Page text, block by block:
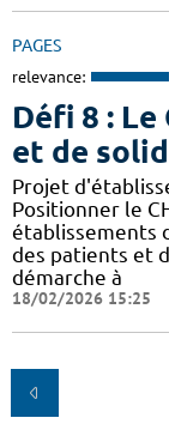
PAGES
relevance:
Défi 8 : Le
et de
Projet
Positionner le
établissements
des patients et
démarche à
18/02/2026 15:25